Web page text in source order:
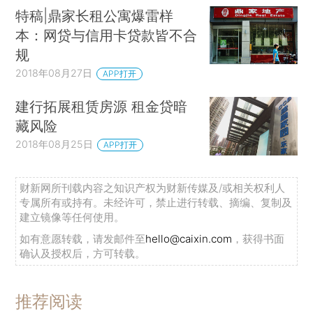
特稿|鼎家长租公寓爆雷样
本：网贷与信用卡贷款皆不合
规
2018年08月27日 APP打开
建行拓展租赁房源 租金贷暗
藏风险
2018年08月25日 APP打开
财新网所刊载内容之知识产权为财新传媒及/或相关权利人
专属所有或持有。未经许可，禁止进行转载、摘编、复制及
建立镜像等任何使用。
如有意愿转载，请发邮件至hello@caixin.com ，获得书面
确认及授权后，方可转载。
推荐阅读